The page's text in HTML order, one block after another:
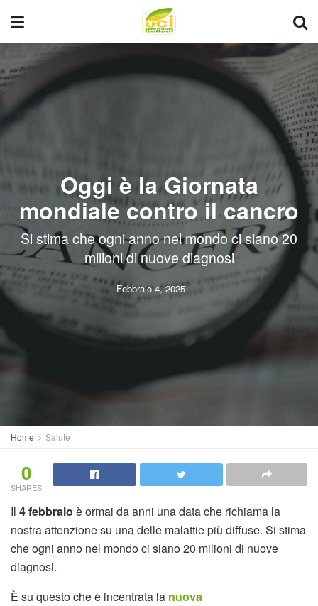
Oggi è la Giornata
mondiale contro il cancro
Si stima che ogni anno nel mondo ci siano 20
milioni di nuove diagnosi
Febbraio 4, 2025
Home Salute
0
SHARES
Il 4 febbraio è ormai da anni una data che richiama la
nostra attenzione su una delle malattie più diffuse. Si stima
che ogni anno nel mondo ci siano 20 milioni di nuove
diagnosi.
È su questo che è incentrata la nuova